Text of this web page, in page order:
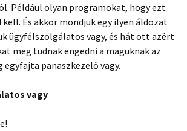
Például olyan programokat, hogy ezt
És akkor mondjuk egy ilyen áldozat
ügyfélszolgálatos vagy, és hát ott azért
meg tudnak engedni a maguknak az
egyfajta panaszkezelő vagy.
vagy